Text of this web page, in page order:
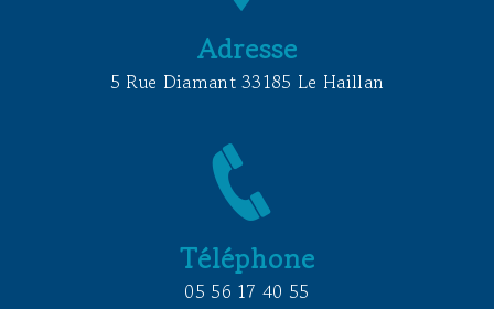
Adresse
5 Rue Diamant 33185 Le Haillan
Téléphone
05 56 17 40 55